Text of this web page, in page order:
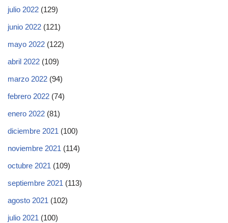
julio 2022 (129)
junio 2022 (121)
mayo 2022 (122)
abril 2022 (109)
marzo 2022 (94)
febrero 2022 (74)
enero 2022 (81)
diciembre 2021 (100)
noviembre 2021 (114)
octubre 2021 (109)
septiembre 2021 (113)
agosto 2021 (102)
julio 2021 (100)